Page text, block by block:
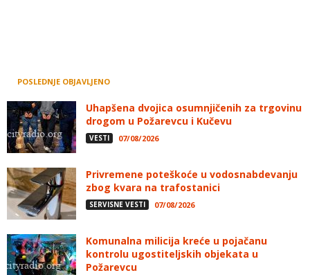
POSLEDNJE OBJAVLJENO
Uhapšena dvojica osumnjičenih za trgovinu
drogom u Požarevcu i Kučevu
VESTI 07/08/2026
Privremene poteškoće u vodosnabdevanju
zbog kvara na trafostanici
SERVISNE VESTI 07/08/2026
Komunalna milicija kreće u pojačanu
kontrolu ugostiteljskih objekata u
Požarevcu